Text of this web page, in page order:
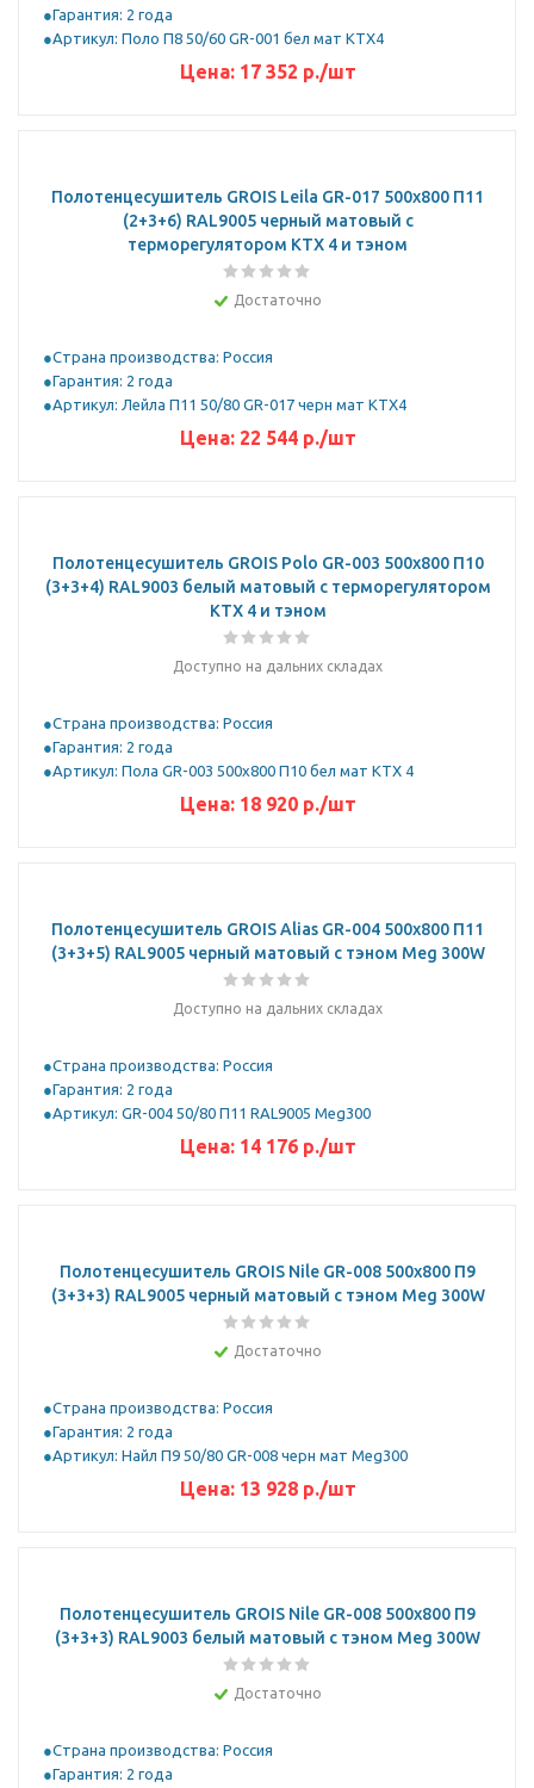
Гарантия: 2 года
Артикул: Поло П8 50/60 GR-001 бел мат KTX4
Цена: 17 352 р./шт
Полотенцесушитель GROIS Leila GR-017 500х800 П11
(2+3+6) RAL9005 черный матовый с
терморегулятором KTX 4 и тэном
Достаточно
Страна производства: Россия
Гарантия: 2 года
Артикул: Лейла П11 50/80 GR-017 черн мат KTX4
Цена: 22 544р./шт
Полотенцесушитель GROIS Polo GR-003 500х800 П10
(3+3+4) RAL9003 белый матовый с терморегулятором
KTX 4 и тэном
Доступно на дальних складах
Страна производства: Россия
Гарантия: 2 года
Артикул: Пола GR-003 500х800 П10 бел мат KTX 4
Цена: 18 920р./шт
Полотенцесушитель GROIS Alias GR-004 500х800 П11
(3+3+5) RAL9005 черный матовый с тэном Meg 300W
Доступно на дальних складах
Страна производства: Россия
Гарантия: 2 года
Артикул: GR-004 50/80 П11 RAL9005 Meg300
Цена: 14 176р./шт
Полотенцесушитель GROIS Nile GR-008 500х800 П9
(3+3+3) RAL9005 черный матовый с тэном Meg 300W
Достаточно
Страна производства: Россия
Гарантия: 2 года
Артикул: Найл П9 50/80 GR-008 черн мат Meg300
Цена: 13 928р./шт
Полотенцесушитель GROIS Nile GR-008 500х800 П9
(3+3+3) RAL9003 белый матовый с тэном Meg 300W
Достаточно
Страна производства: Россия
Гарантия: 2 года